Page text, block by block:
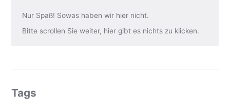
Nur Spaß! Sowas haben wir hier nicht.
Bitte scrollen Sie weiter, hier gibt es nichts zu klicken.
Tags